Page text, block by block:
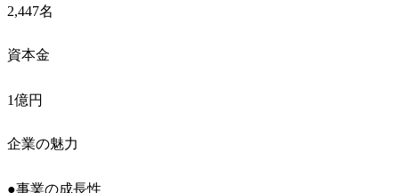
2,447名
資本金
1億円
企業の魅力
●事業の成長性